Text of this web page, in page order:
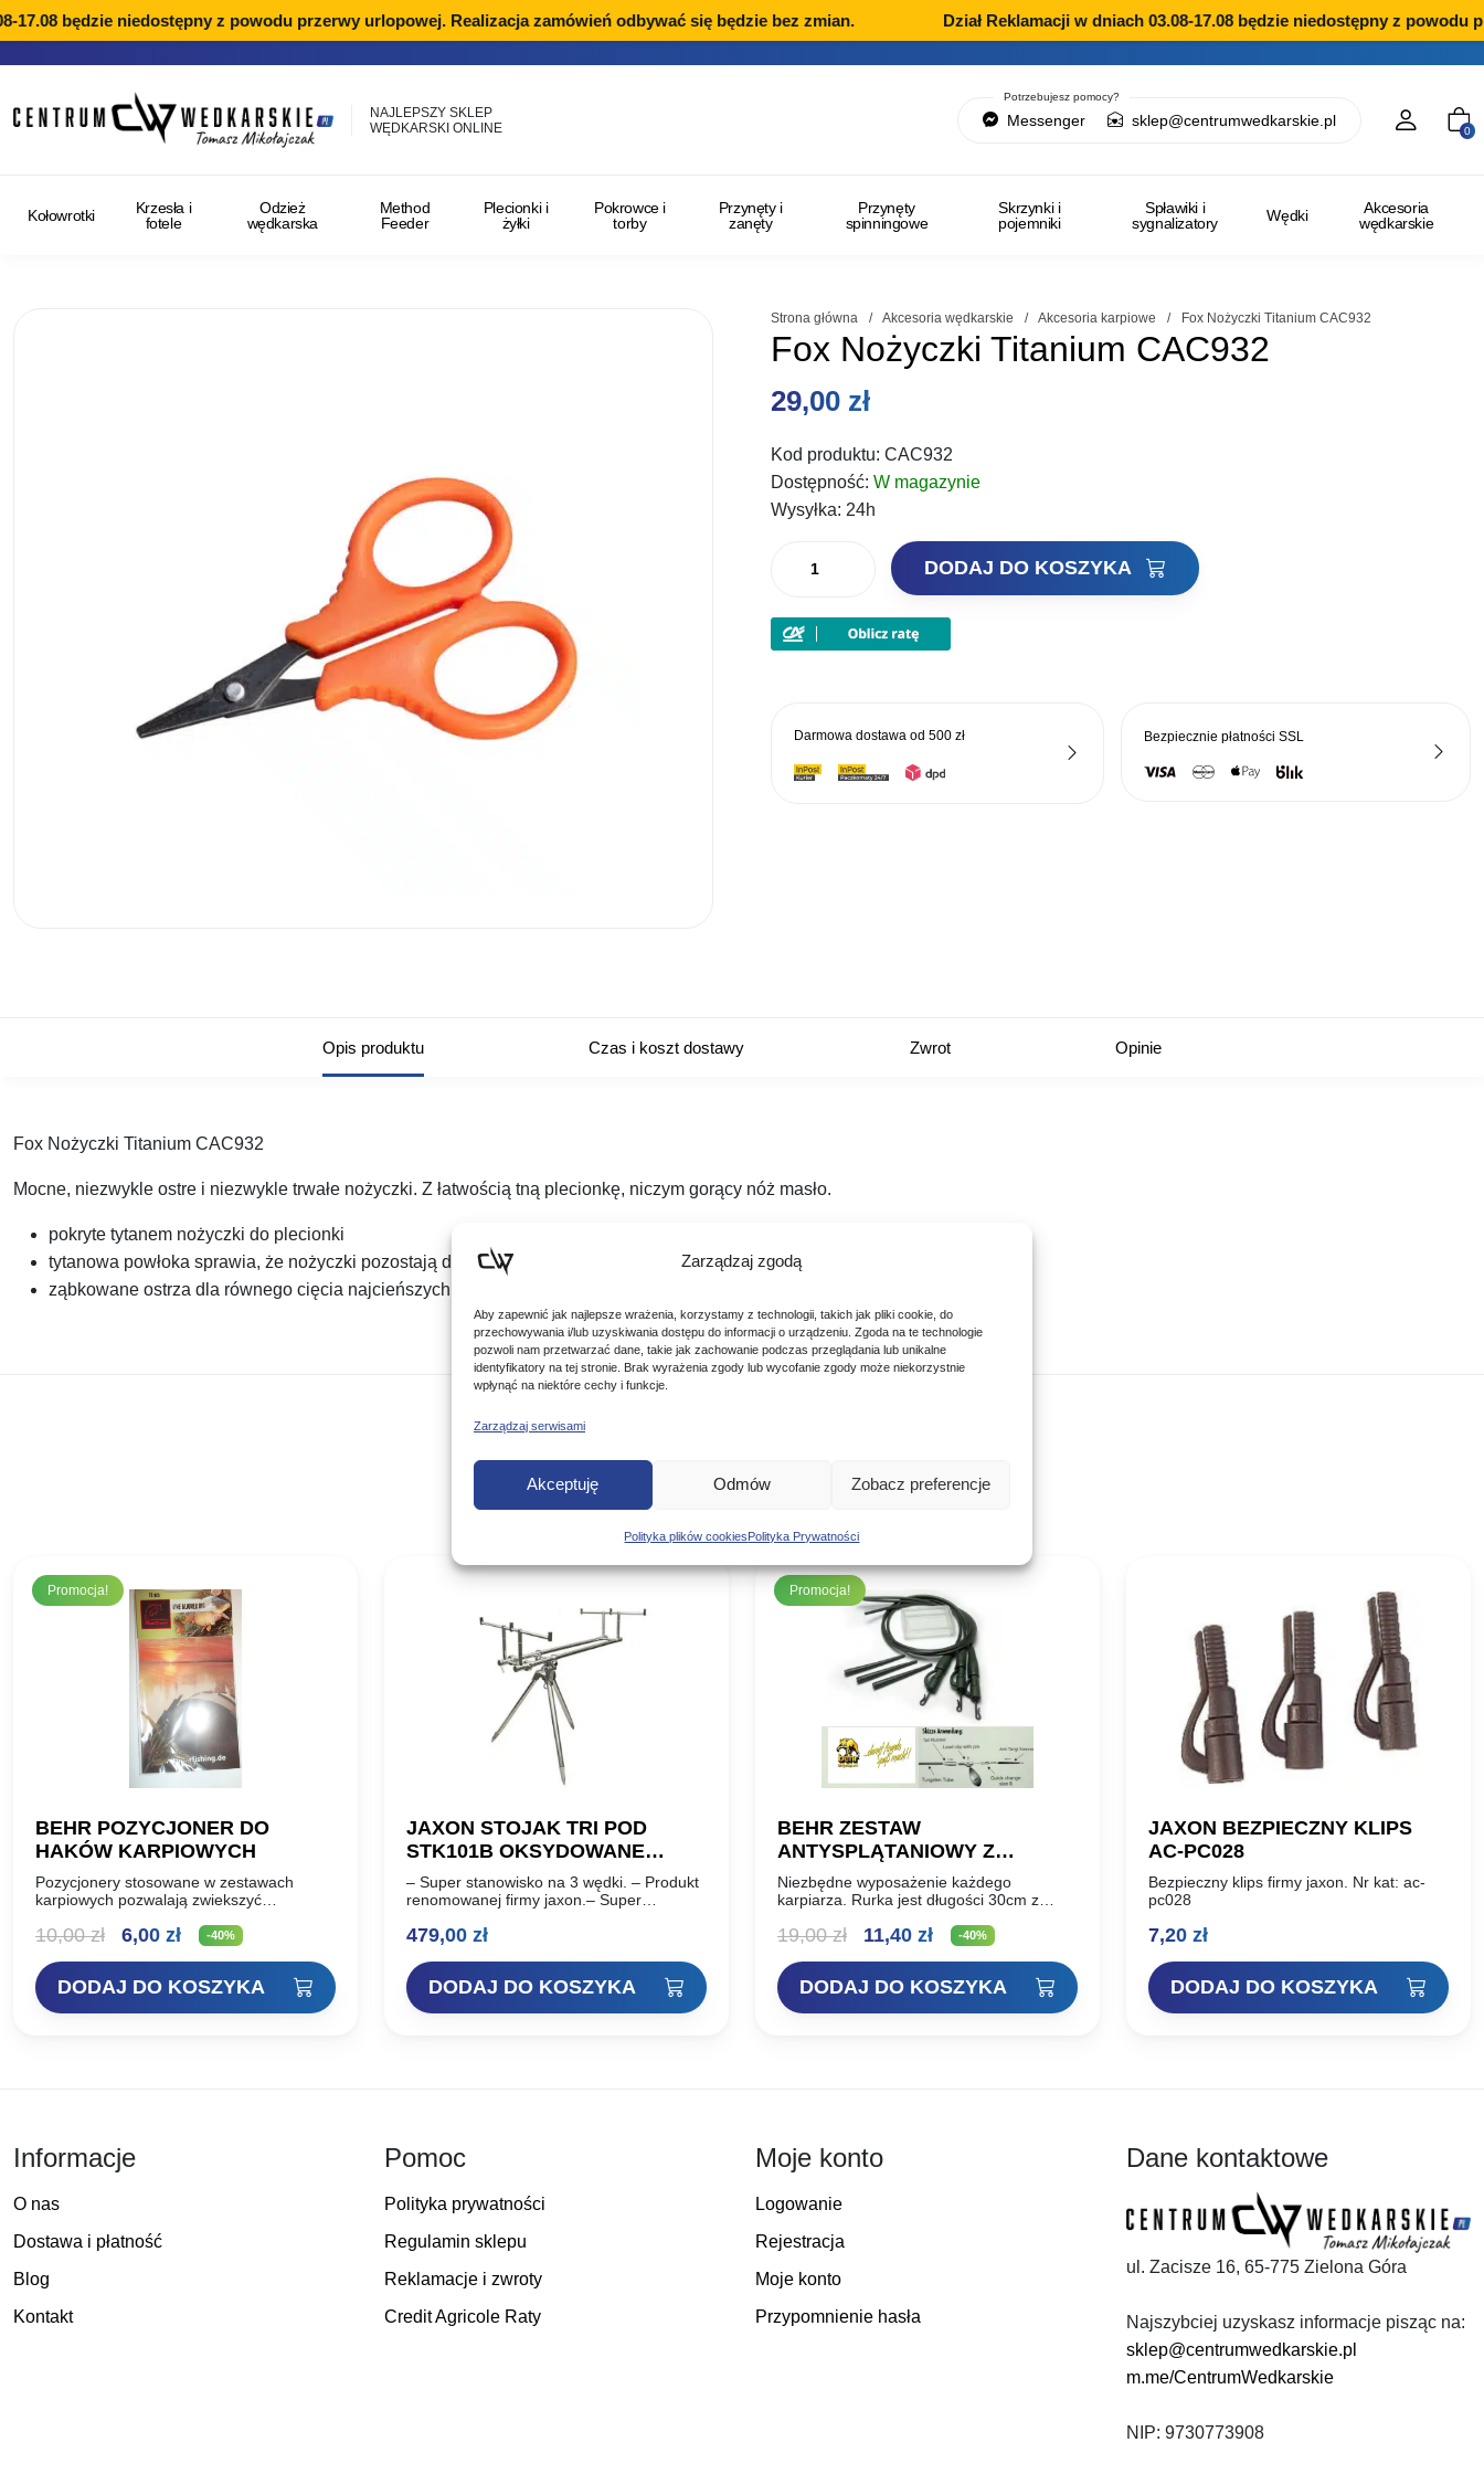
Zarządzaj zgodą
Aby zapewnić jak najlepsze wrażenia, korzystamy z technologii, takich jak pliki cookie, do
przechowywania i/lub uzyskiwania dostępu do informacji o urządzeniu. Zgoda na te technologie
pozwoli nam przetwarzać dane, takie jak zachowanie podczas przeglądania lub unikalne
identyfikatory na tej stronie. Brak wyrażenia zgody lub wycofanie zgody może niekorzystnie
wpłynąć na niektóre cechy i funkcje.
Zarządzaj serwisami
Akceptuję Odmów Zobacz preferencje
Polityka plików cookiesPolityka Prywatności
będzie niedostępny z powodu przerwy urlopowej. Realizacja zamówień odbywać się będzie bez zmian. Dział Reklamacji w dniach 03.08-17.08 będzie niedostępny z powodu
NAJLEPSZY SKLEP
WĘDKARSKI ONLINE
Potrzebujesz pomocy?
Messenger sklep@centrumwedkarskie.pl
0
Kołowrotki
Krzesła i
fotele
Odzież
wędkarska
Method
Feeder
Plecionki i
żyłki
Pokrowce i
torby
Przynęty i
zanęty
Przynęty
spinningowe
Skrzynki i
pojemniki
Spławiki i
sygnalizatory
Wędki
Akcesoria
wędkarskie
Strona główna / Akcesoria wędkarskie / Akcesoria karpiowe / Fox Nożyczki Titanium CAC932
Fox Nożyczki Titanium CAC932
29,00 zł
Kod produktu:CAC932
Dostępność:W magazynie
Wysyłka:24h
Titanium
DODAJ DO KOSZYKA
Darmowa dostawa od500 zł Bezpiecznie płatnościSSL
Opis produktu Czas i koszt dostawy Zwrot Opinie
Fox Nożyczki Titanium CAC932
Mocne, niezwykle ostre i niezwykle trwałe nożyczki. Z łatwością tną plecionkę, niczym gorący nóż masło.
pokryte tytanem nożyczki do plecionki
tytanowa powłoka sprawia, że nożyczki pozostają dłużej ostre
ząbkowane ostrza dla równego cięcia najcieńszych plecionek i materiałów przyponowych
Podobne produkty
Poznaj podobne produkty, które mogą Ci się spodobać
Promocja!
BEHR POZYCJONER DO
HAKÓW KARPIOWYCH
Pozycjonery stosowane w zestawach
karpiowych pozwalają zwiekszyć
10,00zł
Pierwotna
cena
wynosiła:
6,00 złAktualna
cena
wynosi:
-40%
DODAJ DO KOSZYKA
JAXON STOJAK TRI POD
STK101B OKSYDOWANE
ALUMINIUM
– Super stanowisko na 3 wędki. – Produkt
renomowanej firmy jaxon.– Super
100% nierdzewność. – Szeroki zakres
479,00 zł
DODAJ DO KOSZYKA
Promocja!
BEHR ZESTAW
ANTYSPLĄTANIOWY Z
AGRAFKĄ SZYBKI MONTAŻ
Niezbędne wyposażenie każdego
karpiarza. Rurka jest długości 30cm z
przylega do dna i szybko tonie, krętlik jest
19,00zł
Pierwotna
cena
wynosiła:
11,40 złAktualna
cena
wynosi:
-40%
DODAJ DO KOSZYKA
JAXON BEZPIECZNY KLIPS
AC-PC028
Bezpieczny klips firmy jaxon. Nr kat: ac-
pc028
7,20 zł
DODAJ DO KOSZYKA
Informacje
O nas
Dostawa i płatność
Blog
Kontakt
Pomoc
Polityka prywatności
Regulamin sklepu
Reklamacje i zwroty
Credit Agricole Raty
Moje konto
Logowanie
Rejestracja
Moje konto
Przypomnienie hasła
Dane kontaktowe
ul. Zacisze 16, 65-775 Zielona Góra
Najszybciej uzyskasz informacje pisząc na:
sklep@centrumwedkarskie.pl
m.me/CentrumWedkarskie
NIP: 9730773908